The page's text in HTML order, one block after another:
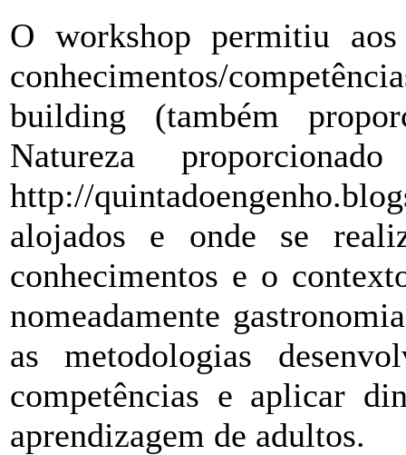
O workshop permitiu
conhecimentos/
building (também
Natureza
http://
alojados e onde se
conhecimentos e o
nomeadamente
as metodologias
competências e aplicar
aprendizagem de adultos.